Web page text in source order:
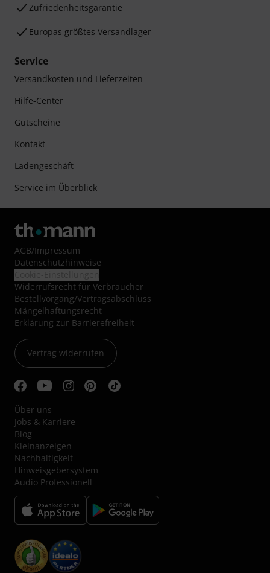
Zufriedenheitsgarantie
Europas größtes Versandlager
Service
Versandkosten und Lieferzeiten
Hilfe-Center
Gutscheine
Kontakt
Ladengeschäft
Service im Überblick
AGB/Impressum
Datenschutzhinweise
Widerrufsrecht für Verbraucher
Bestellvorgang/Vertragsabschluss
Mängelhaftungsrecht
Erklärung zur Barrierefreiheit
Vertrag widerrufen
Über uns
Jobs & Karriere
Blog
Kleinanzeigen
Nachhaltigkeit
Hinweisgebersystem
Audio Professionell